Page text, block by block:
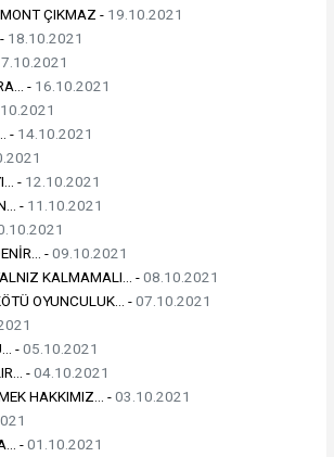
ÇIKMAZ - 19.10.2021
18.10.2021
- 16.10.2021
- 14.10.2021
- 12.10.2021
- 11.10.2021
-09.10.2021
KALMAMALI... -08.10.2021
OYUNCULUK... -07.10.2021
-05.10.2021
-04.10.2021
HAKKIMIZ... -03.10.2021
-01.10.2021